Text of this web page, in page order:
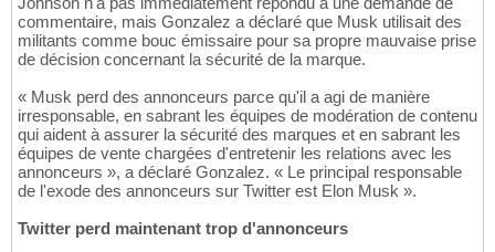
commentaire, mais Gonzalez a déclaré que Musk utilisait des
militants comme bouc émissaire pour sa propre mauvaise prise
de décision concernant la sécurité de la marque.
« Musk perd des annonceurs parce qu'il a agi de manière
irresponsable, en sabrant les équipes de modération de contenu
qui aident à assurer la sécurité des marques et en sabrant les
équipes de vente chargées d'entretenir les relations avec les
annonceurs », a déclaré Gonzalez. « Le principal responsable
de l'exode des annonceurs sur Twitter est Elon Musk ».
Twitter perd maintenant trop d'annonceurs